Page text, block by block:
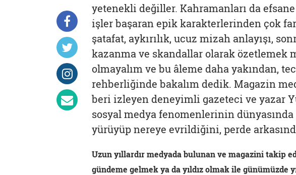
yetenekli değiller. Kahramanları da
işler başaran epik karakterlerinden çok
şatafat, aykırılık, ucuz mizah anlayışı,
kazanma ve skandallar olarak özetlemek
olmayalım ve bu âleme daha yakından,
rehberliğinde bakalım dedik. Magazin
beri izleyen deneyimli gazeteci ve yazar
sosyal medya fenomenlerinin
yürüyüp nereye evrildiğini, perde
Uzun yıllardır medyada bulunan ve magazini takip
gündeme gelmek ya da yıldız olmak ile günümüzde